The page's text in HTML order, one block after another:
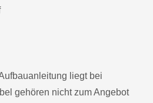
liegt bei
gehören nicht zum Angebot